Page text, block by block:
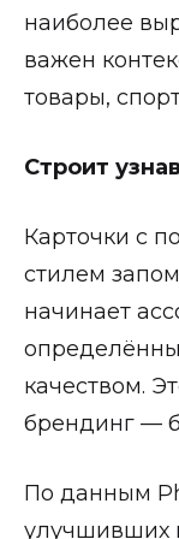
наиболее
важен
товары,
Строит
Карточки с
стилем
начинает
качеством.
брендинг —
По данным
улучшивших